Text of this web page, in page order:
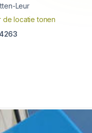
Leur
de locatie tonen